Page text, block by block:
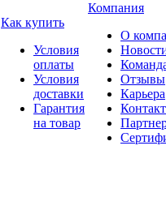
Как купить
Условия
оплаты
Условия
доставки
Гарантия
на товар
Компания
О
Отзывы
Карьера